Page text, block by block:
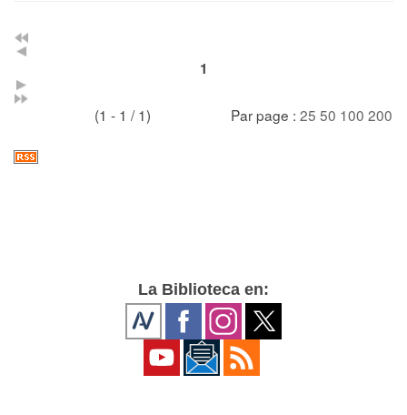
1
(1 - 1 / 1) Par page : 25 50 100 200
La Biblioteca en: